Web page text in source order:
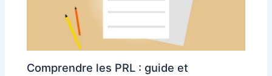
Comprendre les PRL : guide et